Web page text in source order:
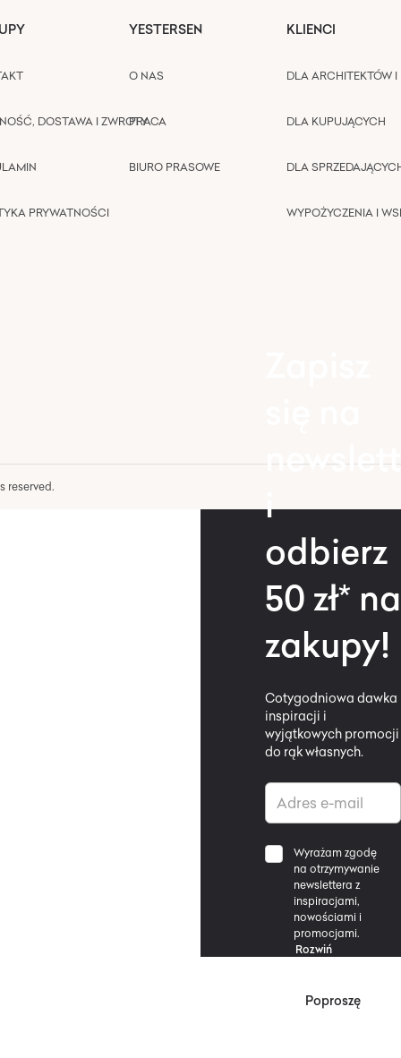
DOSTAWA I ZWROTY
PRYWATNOŚCI
YESTERSEN
O NAS
PRACA
BIURO PRASOWE
KLIENCI
DLA ARCHITEKTÓW I
DLA KUPUJĄCYCH
DLA
WYPOŻYCZENIA I
reserved.
i
odbierz
50 zł* na
zakupy!
Cotygodniowa dawka
inspiracji i
wyjątkowych promocji
do rąk własnych.
Wyrażam zgodę
na otrzymywanie
newslettera z
inspiracjami,
nowościami i
promocjami.
Rozwiń
Poproszę